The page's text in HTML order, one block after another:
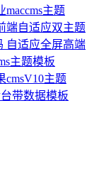
主题
端自适应双主题
自适应全屏高端
主题模板
cmsV10主题
带数据模板